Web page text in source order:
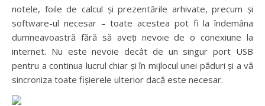
notele, foile de calcul și prezentările arhivate, precum și
software-ul necesar – toate acestea pot fi la îndemâna
dumneavoastră fără să aveți nevoie de o conexiune la
internet. Nu este nevoie decât de un singur port USB
pentru a continua lucrul chiar și în mijlocul unei păduri și a vă
sincroniza toate fișierele ulterior dacă este necesar.